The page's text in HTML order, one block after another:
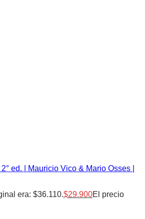
ed. | Mauricio Vico & Mario Osses |
era: $36.110.$29.900El precio